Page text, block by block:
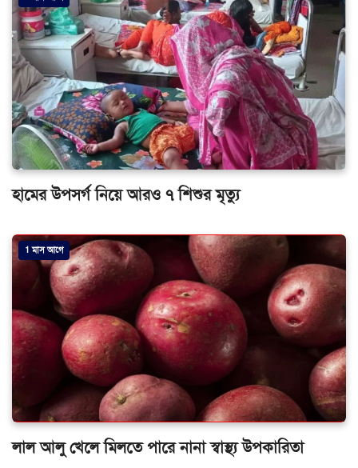
হামের উপসর্গ নিয়ে আরও ৭ শিশুর মৃত্যু
1 মাস আগে
লাল আলু খেলে মিলতে পারে নানা স্বাস্থ্য উপকারিতা